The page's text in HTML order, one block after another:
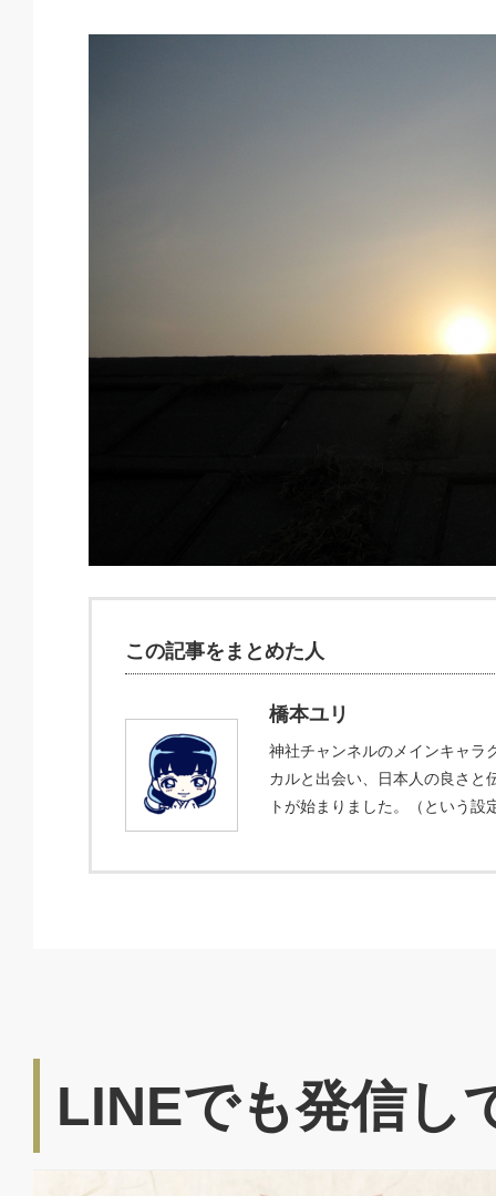
この記事をまとめた人
橋本ユリ
神社チャンネルのメインキャラ
カルと出会い、日本人の良さと
トが始まりました。（という設
LINEでも発信し